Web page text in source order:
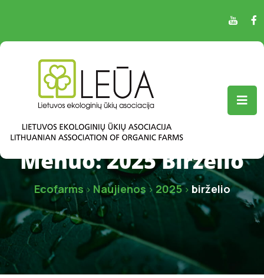
Mėnuo:2025 Birželio
Ecofarms > Naujienos > 2025> birželio